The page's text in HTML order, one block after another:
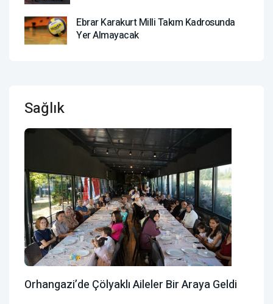
Ebrar Karakurt Milli Takım Kadrosunda
Yer Almayacak
Sağlık
Orhangazi’de Çölyaklı Aileler Bir Araya Geldi